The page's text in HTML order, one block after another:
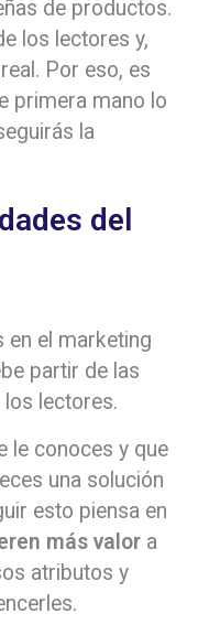
de productos.
los lectores y,
Por eso, es
primera mano lo
la
del
en el marketing
partir de las
lectores.
le conoces y que
una solución
esto piensa en
más valor a
atributos y